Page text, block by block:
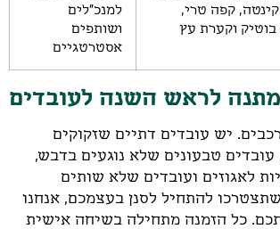
קפה טרי,
בוטיק וקערת עץ
למנכ"לים
ושותפים
אסטרטגיים
לראש השנה לעובדים
יש עובדים דתיים שזקוקים
טבעונים שלא נוגעים בדבש,
לאגוזים ועובדים שלא שותים
להתחיל לסנן בעצמכם, אנחנו
כל הזמנה מתחילה בשיחה אישית